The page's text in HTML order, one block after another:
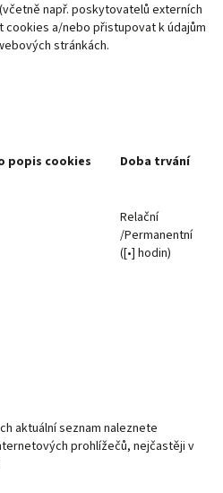
např. poskytovatelů externích
cookies a/nebo přistupovat k údajům
stránkách.
popis cookies Doba trvání
Relační
/Permanentní
([•] hodin)
aktuální seznam naleznete
prohlížečů, nejčastěji v